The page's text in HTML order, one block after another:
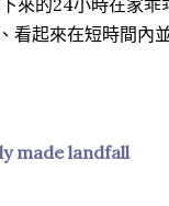
起來在短時間內
made landfall